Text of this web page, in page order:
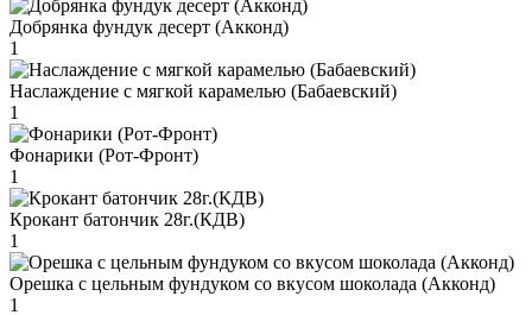
Добрянка фундук десерт (Акконд)
1
Наслаждение с мягкой карамелью (Бабаевский)
1
Фонарики (Рот-Фронт)
1
Крокант батончик 28г.(КДВ)
1
Орешка с цельным фундуком со вкусом шоколада (Акконд)
1